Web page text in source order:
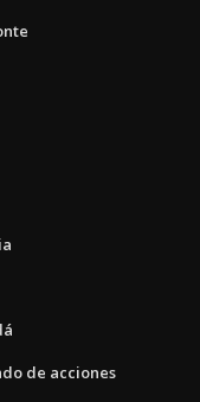
de acciones